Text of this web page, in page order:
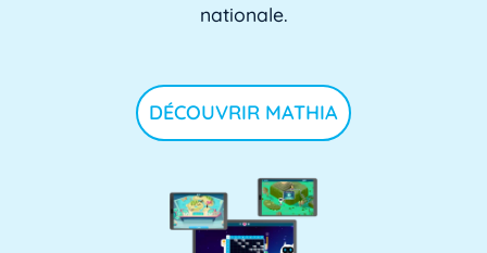
nationale.
DÉCOUVRIR MATHIA